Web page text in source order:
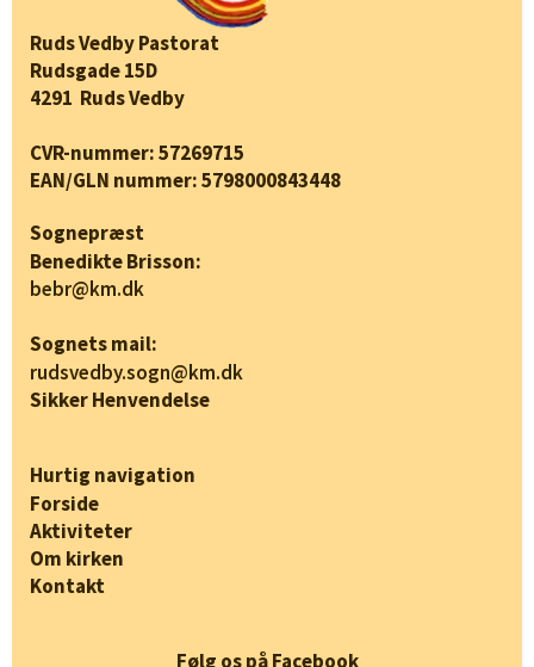
Ruds Vedby Pastorat
Rudsgade 15D
4291 Ruds Vedby
CVR-nummer: 57269715
EAN/GLN nummer: 5798000843448
Sognepræst
Benedikte Brisson:
bebr@km.dk
Sognets mail:
rudsvedby.sogn@km.dk
Sikker Henvendelse
Hurtig navigation
Forside
Aktiviteter
Om kirken
Kontakt
Følg os på Facebook